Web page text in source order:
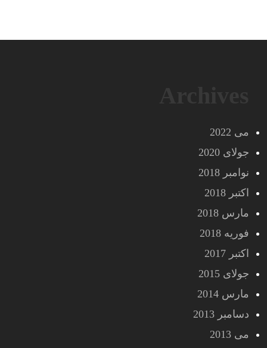
می 2022
جولای 2020
نوامبر 2018
اکتبر 2018
مارس 2018
فوریه 2018
اکتبر 2017
جولای 2015
مارس 2014
دسامبر 2013
می 2013